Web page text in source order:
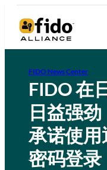
FIDO News Center
FIDO 在
日益强
承诺使
密码登录